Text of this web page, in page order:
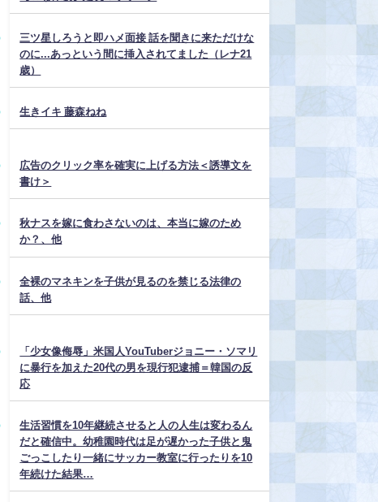
三ツ星しろうと即ハメ面接 話を聞きに来ただけな
のに...あっという間に挿入されてました（レナ21
歳）
生きイキ 藤森ねね
広告のクリック率を確実に上げる方法＜誘導文を
書け＞
秋ナスを嫁に食わさないのは、本当に嫁のため
か？、他
全裸のマネキンを子供が見るのを禁じる法律の
話、他
「少女像侮辱」米国人YouTuberジョニー・ソマリ
に暴行を加えた20代の男を現行犯逮捕＝韓国の反
応
生活習慣を10年継続させると人の人生は変わるん
だと確信中。幼稚園時代は足が遅かった子供と鬼
ごっこしたり一緒にサッカー教室に行ったりを10
年続けた結果…